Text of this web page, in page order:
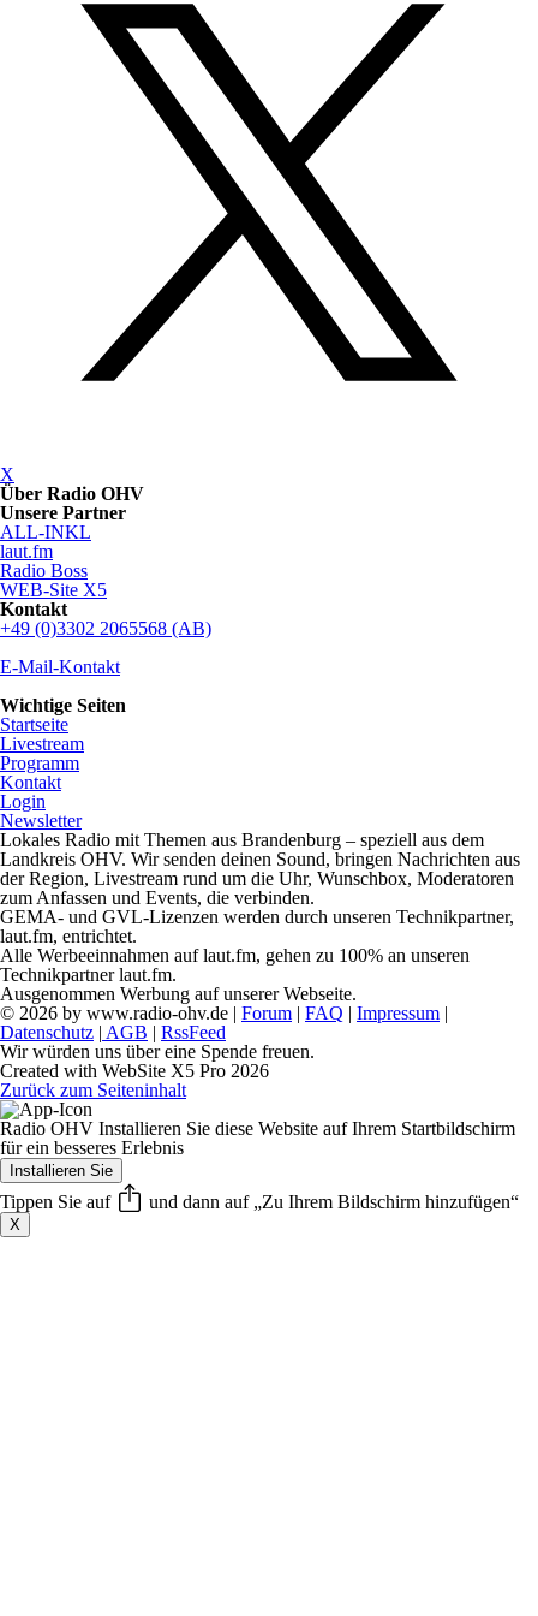
X
Über Radio OHV
Unsere Partner
ALL-INKL
laut.fm
Radio Boss
WEB-Site X5
Kontakt
+49 (0)3302 2065568 (AB)
E-Mail-Kontakt
Wichtige Seiten
Startseite
Livestream
Programm
Kontakt
Login
Newsletter
Lokales Radio mit Themen aus Brandenburg – speziell aus dem
Landkreis OHV. Wir senden deinen Sound, bringen Nachrichten aus
der Region, Livestream rund um die Uhr, Wunschbox, Moderatoren
zum Anfassen und Events, die verbinden.
GEMA- und GVL-Lizenzen werden durch unseren Technikpartner,
laut.fm, entrichtet.
Alle Werbeeinnahmen auf laut.fm, gehen zu 100% an unseren
Technikpartner laut.fm.
Ausgenommen Werbung auf unserer Webseite.
© 2026 by www.radio-ohv.de | Forum | FAQ | Impressum |
Datenschutz | AGB | RssFeed
Wir würden uns über eine Spende freuen.
Created with WebSite X5 Pro 2026
Zurück zum Seiteninhalt
Radio OHV Installieren Sie diese Website auf Ihrem Startbildschirm
für ein besseres Erlebnis
Installieren Sie
Tippen Sie auf und dann auf „Zu Ihrem Bildschirm hinzufügen“
X